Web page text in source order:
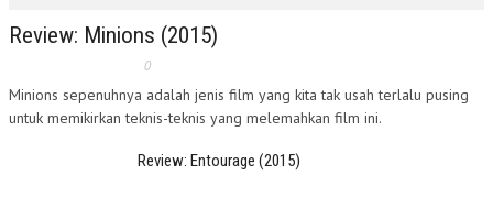
Review: Minions (2015)
0
Minions sepenuhnya adalah jenis film yang kita tak usah terlalu pusing
untuk memikirkan teknis-teknis yang melemahkan film ini.
Review: Entourage (2015)